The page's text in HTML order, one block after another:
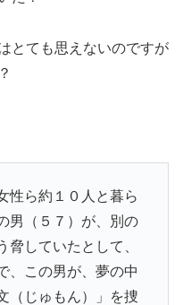
とても思えないのですが
性ら約１０人と暮ら
男（５７）が、別の
していたとして、
、この男が、夢の中
（じゅもん）」を捜